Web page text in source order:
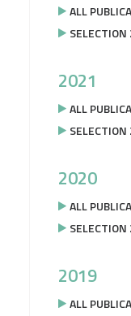
ALL
2021
ALL
2020
ALL
2019
ALL